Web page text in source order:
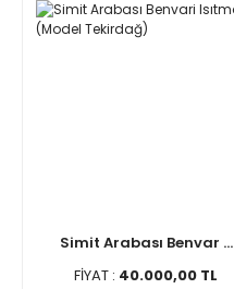
Simit Arabası Benvar ...
FİYAT : 40.000,00 TL